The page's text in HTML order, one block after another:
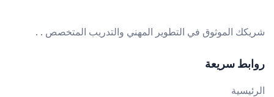
شريكك الموثوق في التطوير المهني والتدريب المتخصص . .
روابط سريعة
الرئيسية